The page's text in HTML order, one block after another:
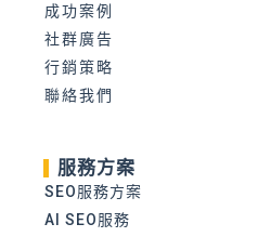
成功案例
社群廣告
行銷策略
聯絡我們
服務方案
SEO服務方案
AI SEO服務